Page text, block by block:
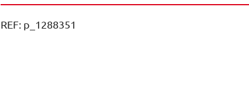
24U
REF: p_1288351